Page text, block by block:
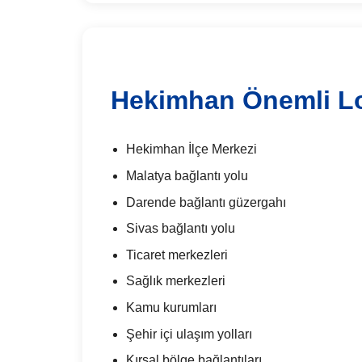
Hekimhan Önemli
Hekimhan İlçe Merkezi
Malatya bağlantı yolu
Darende bağlantı güzergahı
Sivas bağlantı yolu
Ticaret merkezleri
Sağlık merkezleri
Kamu kurumları
Şehir içi ulaşım yolları